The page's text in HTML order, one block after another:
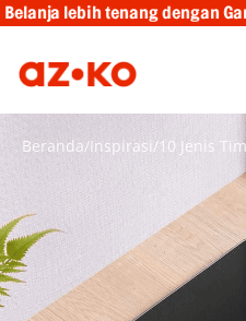
Garansi Tukar Baru
Beranda/Inspirasi/